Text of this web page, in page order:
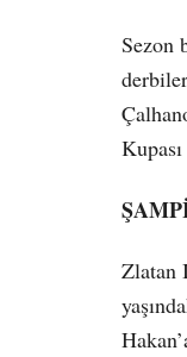
Sezon
Zlatan